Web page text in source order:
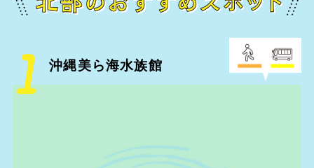
沖縄美ら海水族館